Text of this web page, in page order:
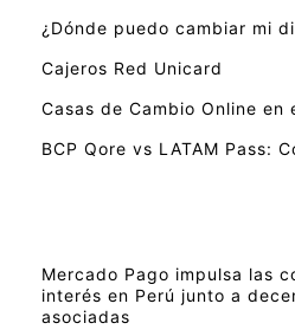
¿Dónde puedo cambiar mi
Cajeros Red Unicard
Casas de Cambio Online en
BCP Qore vs LATAM Pass:
Mercado Pago impulsa las
interés en Perú junto a
asociadas